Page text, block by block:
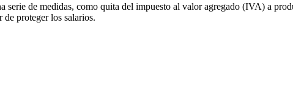
de medidas, como quita del impuesto al valor agregado (IVA) a
proteger los salarios.